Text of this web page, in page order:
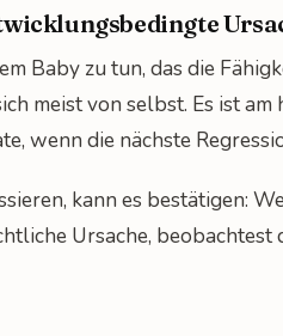
Baby zu tun, das die
meist von selbst. Es ist
wenn die nächste
kann es bestätigen:
Ursache,